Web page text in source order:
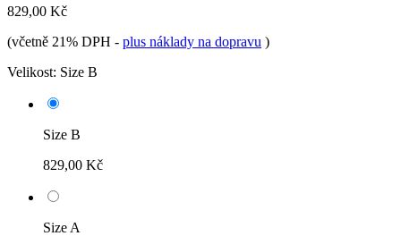
829,00 Kč
(včetně 21% DPH - plus náklady na dopravu )
Velikost: Size B
Size B
829,00 Kč
Size A